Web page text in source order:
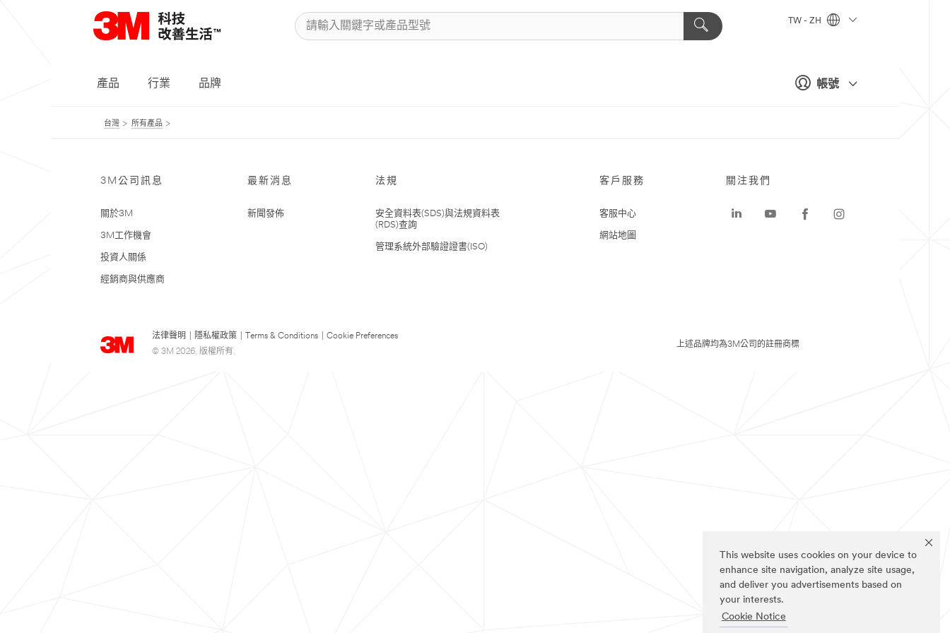
This website uses cookies on your device to
enhance site navigation, analyze site usage,
and deliver you advertisements based on
your interests.
Cookie Notice
帳號
TW - ZH
產品 行業 品牌
台灣 所有產品
3M公司訊息
關於3M
3M工作機會
投資人關係
經銷商與供應商
最新消息
新聞發佈
法規
安全資料表(SDS)與法規資料表
(RDS)查詢
管理系統外部驗證證書(ISO)
客戶服務
客服中心
網站地圖
法律聲明 隱私權政策 Terms & Conditions
Cookie Preferences
© 3M 2026. 版權所有.
關注我們
上述品牌均為3M公司的註冊商標